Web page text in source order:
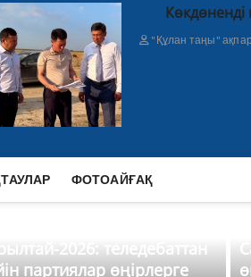
Көкдөненді
"Құлан таңы"
ФОТОАЙҒАҚ
2026: теледебаттан
партиялар өңірлерге